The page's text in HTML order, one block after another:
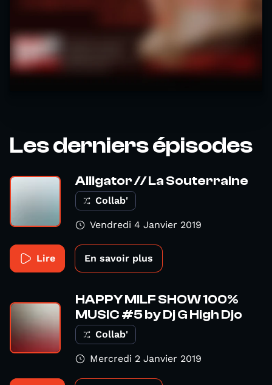
Les derniers épisodes
Alligator // La Souterraine
Collab'
Vendredi 4 Janvier 2019
Lire En savoir plus
HAPPY MILF SHOW 100%
MUSIC #5 by Dj G High Djo
Collab'
Mercredi 2 Janvier 2019